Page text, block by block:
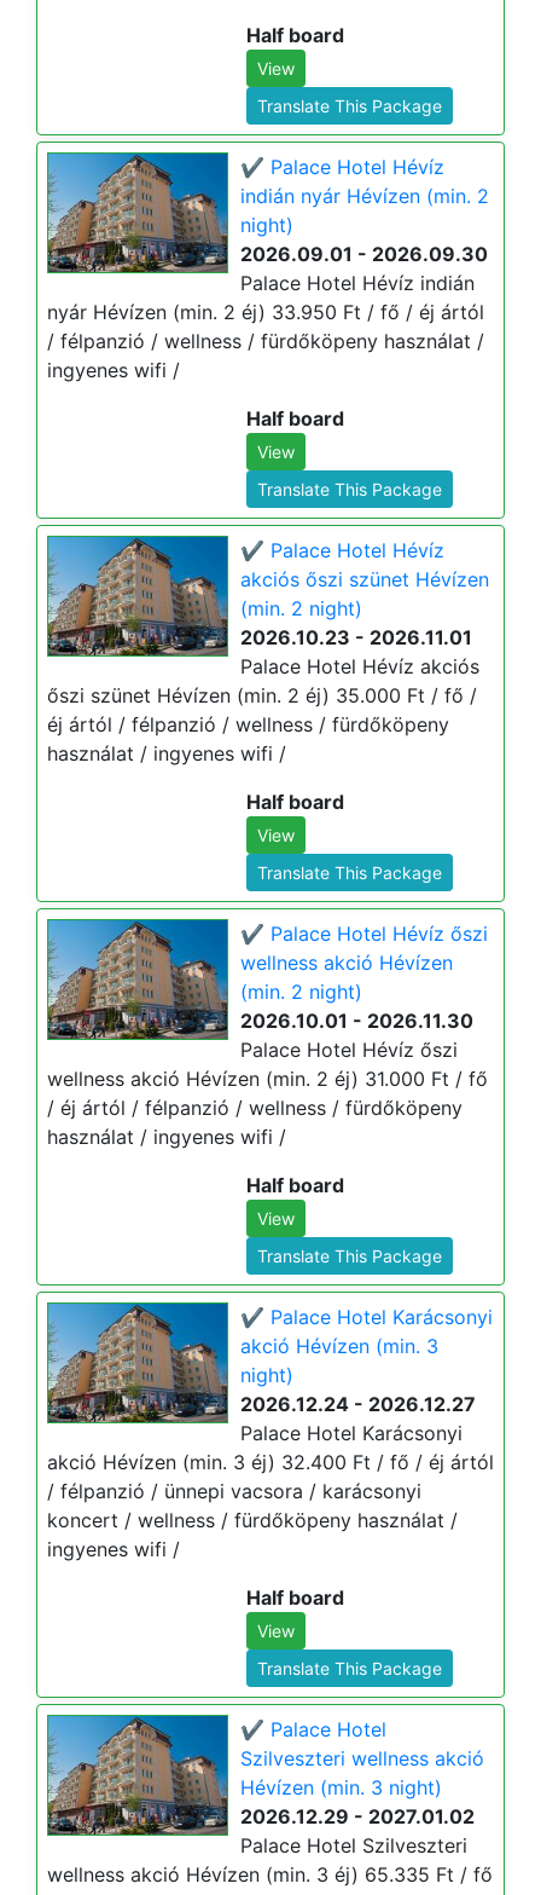
Half board
View
Translate This Package
✔️ Palace Hotel Hévíz
indián nyár Hévízen (min. 2
night)
2026.09.01 - 2026.09.30
Palace Hotel Hévíz indián
nyár Hévízen (min. 2 éj) 33.950 Ft / fő / éj ártól
/ félpanzió / wellness / fürdőköpeny használat /
ingyenes wifi /
Half board
View
Translate This Package
✔️ Palace Hotel Hévíz
akciós őszi szünet Hévízen
(min. 2 night)
2026.10.23 - 2026.11.01
Palace Hotel Hévíz akciós
őszi szünet Hévízen (min. 2 éj) 35.000 Ft / fő /
éj ártól / félpanzió / wellness / fürdőköpeny
használat / ingyenes wifi /
Half board
View
Translate This Package
✔️ Palace Hotel Hévíz őszi
wellness akció Hévízen
(min. 2 night)
2026.10.01 - 2026.11.30
Palace Hotel Hévíz őszi
wellness akció Hévízen (min. 2 éj) 31.000 Ft / fő
/ éj ártól / félpanzió / wellness / fürdőköpeny
használat / ingyenes wifi /
Half board
View
Translate This Package
✔️ Palace Hotel Karácsonyi
akció Hévízen (min. 3
night)
2026.12.24 - 2026.12.27
Palace Hotel Karácsonyi
akció Hévízen (min. 3 éj) 32.400 Ft / fő / éj ártól
/ félpanzió / ünnepi vacsora / karácsonyi
koncert / wellness / fürdőköpeny használat /
ingyenes wifi /
Half board
View
Translate This Package
✔️ Palace Hotel
Szilveszteri wellness akció
Hévízen (min. 3 night)
2026.12.29 - 2027.01.02
Palace Hotel Szilveszteri
wellness akció Hévízen (min. 3 éj) 65.335 Ft / fő